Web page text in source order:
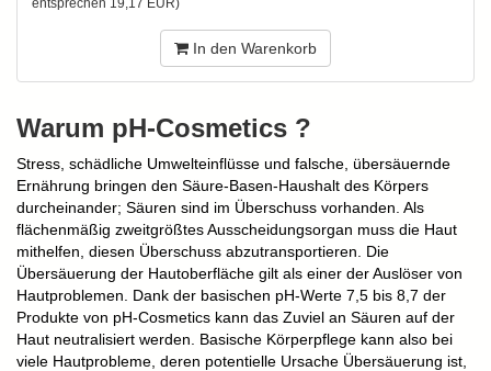
entsprechen 19,17 EUR)
In den Warenkorb
Warum pH-Cosmetics ?
Stress, schädliche Umwelteinflüsse und falsche, übersäuernde
Ernährung bringen den Säure-Basen-Haushalt des Körpers
durcheinander; Säuren sind im Überschuss vorhanden. Als
flächenmäßig zweitgrößtes Ausscheidungsorgan muss die Haut
mithelfen, diesen Überschuss abzutransportieren. Die
Übersäuerung der Hautoberfläche gilt als einer der Auslöser von
Hautproblemen. Dank der basischen pH-Werte 7,5 bis 8,7 der
Produkte von pH-Cosmetics kann das Zuviel an Säuren auf der
Haut neutralisiert werden. Basische Körperpflege kann also bei
viele Hautprobleme, deren potentielle Ursache Übersäuerung ist,